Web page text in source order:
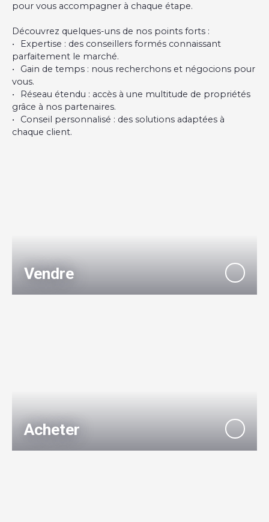
pour vous accompagner à chaque étape.
Découvrez quelques-uns de nos points forts :
Expertise : des conseillers formés connaissant
parfaitement le marché.
Gain de temps : nous recherchons et négocions pour
vous.
Réseau étendu : accès à une multitude de propriétés
grâce à nos partenaires.
Conseil personnalisé : des solutions adaptées à
chaque client.
Vendre
Acheter